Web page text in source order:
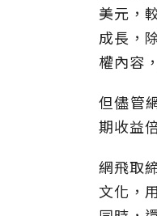
美元，
成長，
權內容
但儘管
期收益
網飛取
文化，